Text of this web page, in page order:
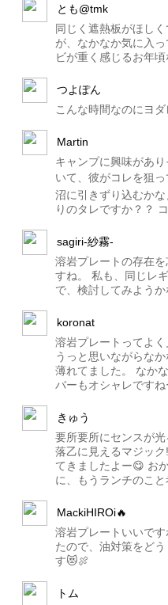
とも@tmk
同じく遮熱板がほし
が、なかなか気に入
ビが重く感じるお年
つよぽん
こんな時間なのにヨ
Martin
キャンプに興味があ
いて、彼がコレを狙っ
沼に引きずり込むか
りのタレですか？？
sagiri-紗霧-
溶岩プレートの存在
すね。 私も、同じレ
で、検討してみよう
koronat
溶岩プレートってよ
うっと思いながらな
薄れてました。 なか
バーもオシャレです
きゅう
要所要所にセンスが
落乙に見えるマジッ
てきましたよー😋 お
に、もうランチのこ
MackiHIROi🔥
溶岩プレートいいで
たので、油対策をど
す😻🍖
トム